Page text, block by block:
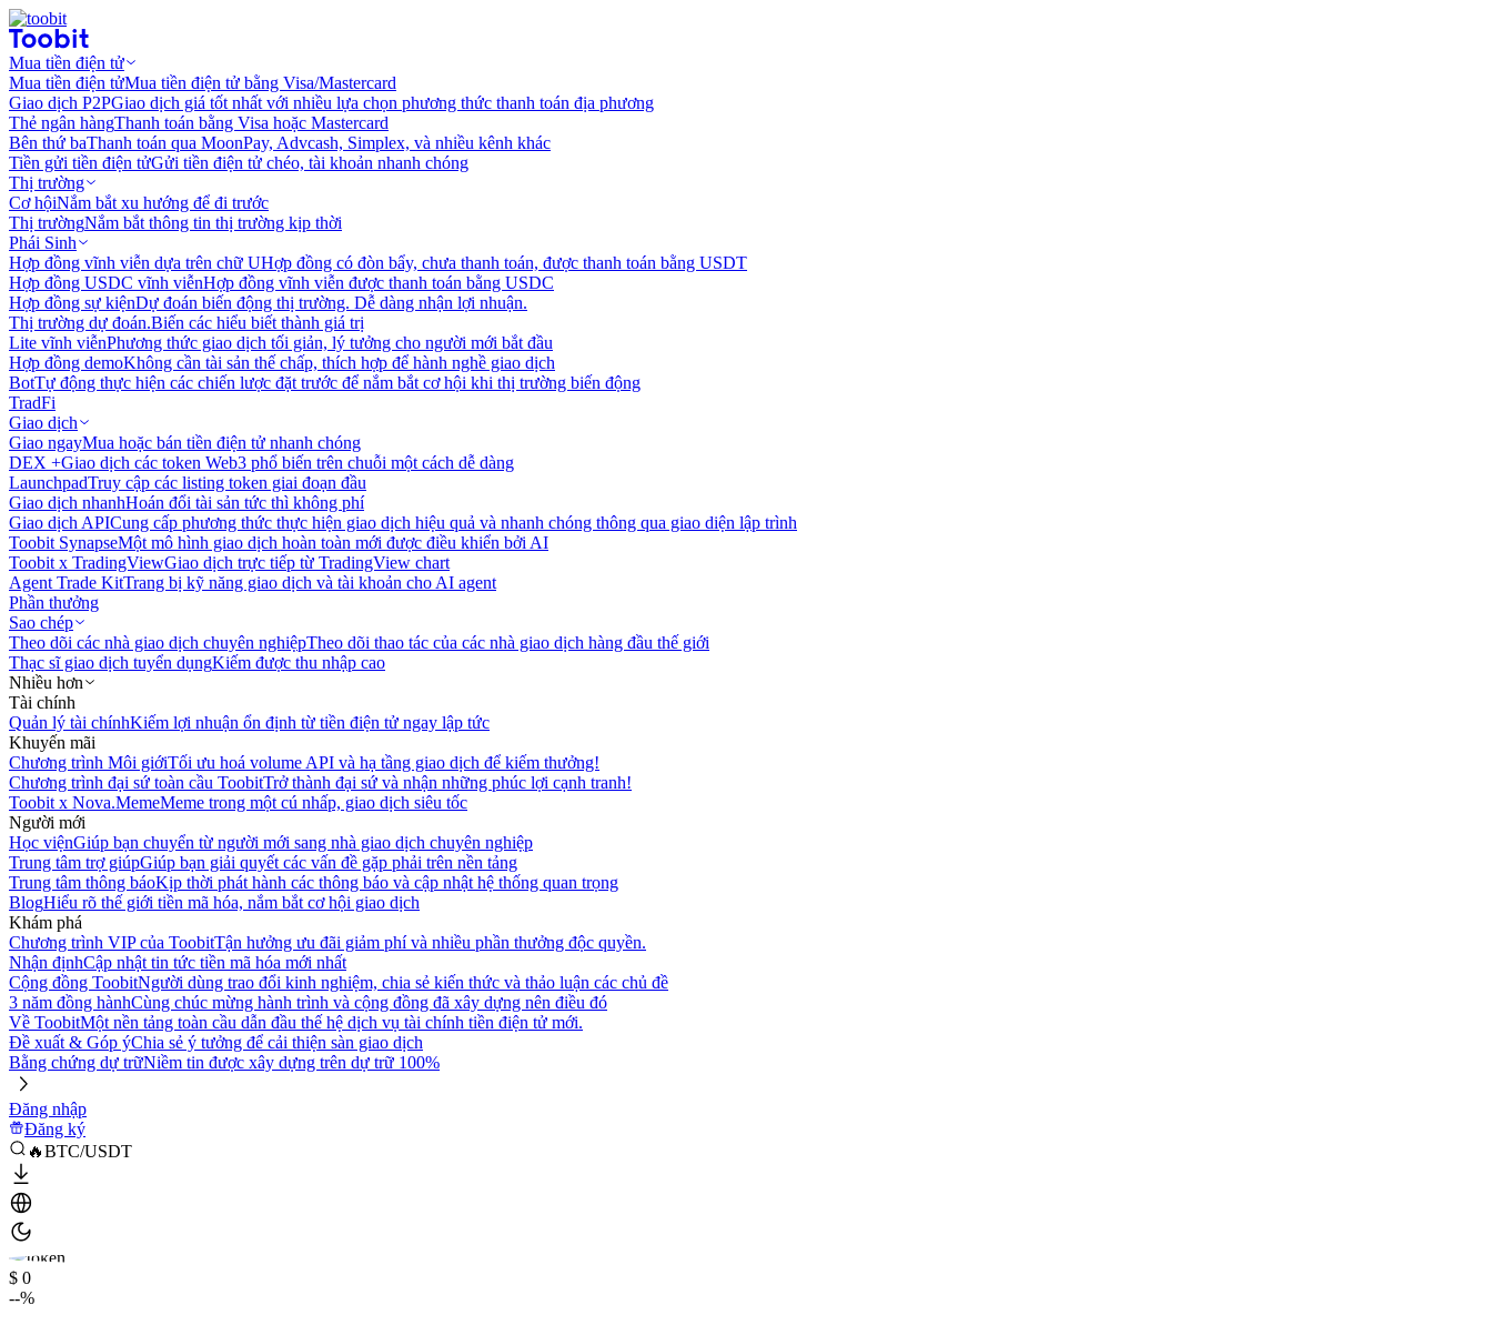
Mua tiền điện tử
Mua tiền điện tửMua tiền điện tử bằng Visa/Mastercard
Giao dịch P2PGiao dịch giá tốt nhất với nhiều lựa chọn phương thức thanh toán địa phương
Thẻ ngân hàngThanh toán bằng Visa hoặc Mastercard
Bên thứ baThanh toán qua MoonPay, Advcash, Simplex, và nhiều kênh khác
Tiền gửi tiền điện tửGửi tiền điện tử chéo, tài khoản nhanh chóng
Thị trường
Cơ hộiNắm bắt xu hướng để đi trước
Thị trườngNắm bắt thông tin thị trường kịp thời
Phái Sinh
Hợp đồng vĩnh viễn dựa trên chữ UHợp đồng có đòn bẩy, chưa thanh toán, được thanh toán bằng USDT
Hợp đồng USDC vĩnh viễnHợp đồng vĩnh viễn được thanh toán bằng USDC
Hợp đồng sự kiệnDự đoán biến động thị trường. Dễ dàng nhận lợi nhuận.
Thị trường dự đoán.Biến các hiểu biết thành giá trị
Lite vĩnh viễnPhương thức giao dịch tối giản, lý tưởng cho người mới bắt đầu
Hợp đồng demoKhông cần tài sản thế chấp, thích hợp để hành nghề giao dịch
BotTự động thực hiện các chiến lược đặt trước để nắm bắt cơ hội khi thị trường biến động
TradFi
Giao dịch
Giao ngayMua hoặc bán tiền điện tử nhanh chóng
DEX +Giao dịch các token Web3 phổ biến trên chuỗi một cách dễ dàng
LaunchpadTruy cập các listing token giai đoạn đầu
Giao dịch nhanhHoán đổi tài sản tức thì không phí
Giao dịch APICung cấp phương thức thực hiện giao dịch hiệu quả và nhanh chóng thông qua giao diện lập trình
Toobit SynapseMột mô hình giao dịch hoàn toàn mới được điều khiển bởi AI
Toobit x TradingViewGiao dịch trực tiếp từ TradingView chart
Agent Trade KitTrang bị kỹ năng giao dịch và tài khoản cho AI agent
Phần thưởng
Sao chép
Theo dõi các nhà giao dịch chuyên nghiệpTheo dõi thao tác của các nhà giao dịch hàng đầu thế giới
Thạc sĩ giao dịch tuyển dụngKiếm được thu nhập cao
Nhiều hơn
Tài chính
Quản lý tài chínhKiếm lợi nhuận ổn định từ tiền điện tử ngay lập tức
Khuyến mãi
Chương trình Môi giớiTối ưu hoá volume API và hạ tầng giao dịch để kiếm thưởng!
Chương trình đại sứ toàn cầu ToobitTrở thành đại sứ và nhận những phúc lợi cạnh tranh!
Toobit x Nova.MemeMeme trong một cú nhấp, giao dịch siêu tốc
Người mới
Học việnGiúp bạn chuyển từ người mới sang nhà giao dịch chuyên nghiệp
Trung tâm trợ giúpGiúp bạn giải quyết các vấn đề gặp phải trên nền tảng
Trung tâm thông báoKịp thời phát hành các thông báo và cập nhật hệ thống quan trọng
BlogHiểu rõ thế giới tiền mã hóa, nắm bắt cơ hội giao dịch
Khám phá
Chương trình VIP của ToobitTận hưởng ưu đãi giảm phí và nhiều phần thưởng độc quyền.
Nhận địnhCập nhật tin tức tiền mã hóa mới nhất
Cộng đồng ToobitNgười dùng trao đổi kinh nghiệm, chia sẻ kiến thức và thảo luận các chủ đề
3 năm đồng hànhCùng chúc mừng hành trình và cộng đồng đã xây dựng nên điều đó
Về ToobitMột nền tảng toàn cầu dẫn đầu thế hệ dịch vụ tài chính tiền điện tử mới.
Đề xuất & Góp ýChia sẻ ý tưởng để cải thiện sàn giao dịch
Bằng chứng dự trữNiềm tin được xây dựng trên dự trữ 100%
Đăng nhập
Đăng ký
🔥BTC/USDT
$ 0
--%